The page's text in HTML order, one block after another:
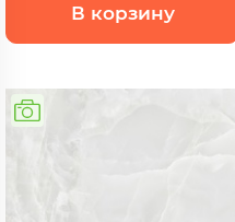
В корзину